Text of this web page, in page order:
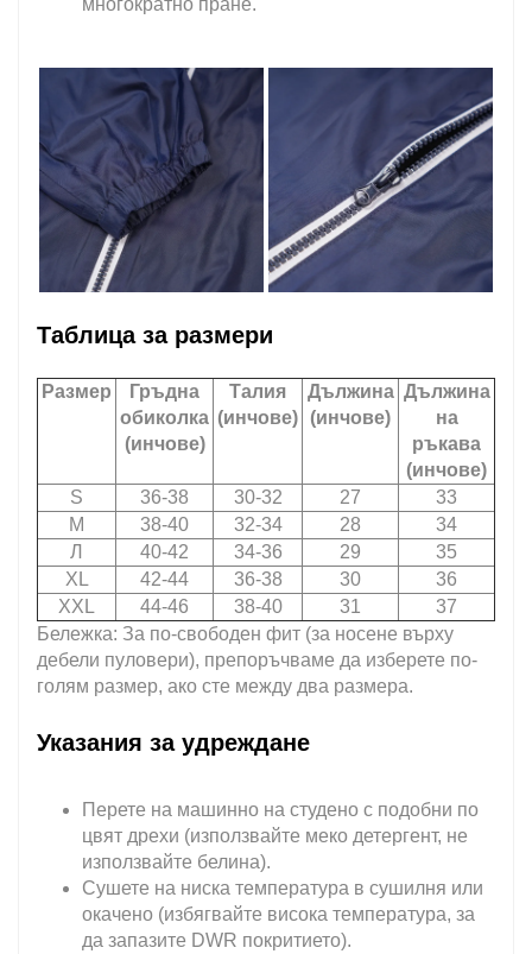
Таблица за размери
Размер
Гръдна
обиколка
(инчове)
Талия
(инчове)
Дължина
(инчове)
Дължина
на
ръкава
(инчове)
S
36-38 30-32 27
33
М
38-40 32-34 28
34
Л
40-42 34-36 29
35
XL
42-44 36-38 30
36
XXL
44-46 38-40 31
37
Бележка: За по-свободен фит (за носене върху
дебели пуловери), препоръчваме да изберете по-
голям размер, ако сте между два размера.
Указания за удреждане
Перете на машинно на студено с подобни по
цвят дрехи (използвайте меко детергент, не
използвайте белина).
Сушете на ниска температура в сушилня или
окачено (избягвайте висока температура, за
да запазите DWR покритието).